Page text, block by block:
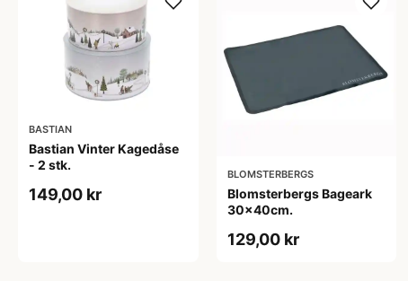
BASTIAN
Bastian Vinter Kagedåse
- 2 stk.
149,00 kr
BLOMSTERBERGS
Blomsterbergs Bageark
30x40cm.
129,00 kr